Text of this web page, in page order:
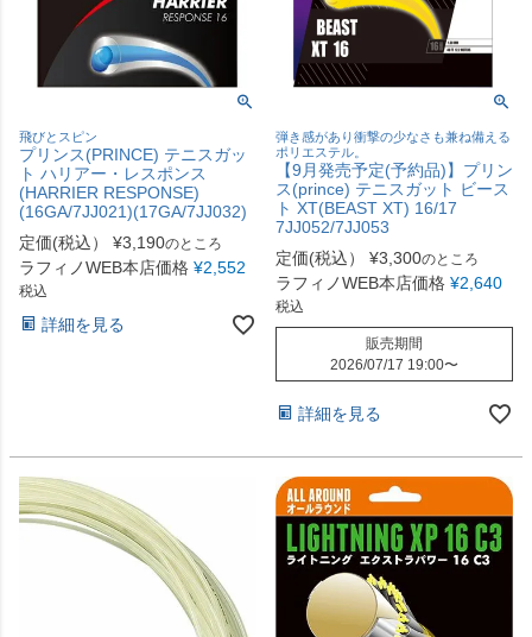
飛びとスピン
プリンス(PRINCE) テニスガッ
ト ハリアー・レスポンス
(HARRIER RESPONSE)
(16GA/7JJ021)(17GA/7JJ032)
定価(税込）
¥3,190のところ
ラフィノWEB本店価格 ¥2,552
税込
詳細を見る
弾き感があり衝撃の少なさも兼ね備える
ポリエステル。
【9月発売予定(予約品)】プリン
ス(prince) テニスガット ビース
ト XT(BEAST XT) 16/17
7JJ052/7JJ053
定価(税込）
¥3,300のところ
ラフィノWEB本店価格 ¥2,640
税込
販売期間
2026/07/17 19:00〜
詳細を見る